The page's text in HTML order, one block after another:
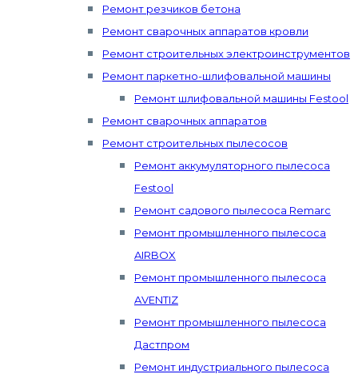
Ремонт резчиков бетона
Ремонт сварочных аппаратов кровли
Ремонт строительных электроинструментов
Ремонт паркетно-шлифовальной машины
Ремонт шлифовальной машины Festool
Ремонт сварочных аппаратов
Ремонт строительных пылесосов
Ремонт аккумуляторного пылесоса
Festool
Ремонт садового пылесоса Remarc
Ремонт промышленного пылесоса
AIRBOX
Ремонт промышленного пылесоса
AVENTIZ
Ремонт промышленного пылесоса
Дастпром
Ремонт индустриального пылесоса